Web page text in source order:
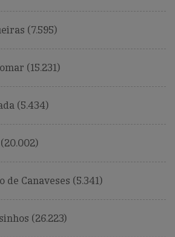
(7.595)
(15.231)
(5.434)
de Canaveses (5.341)
(26.223)